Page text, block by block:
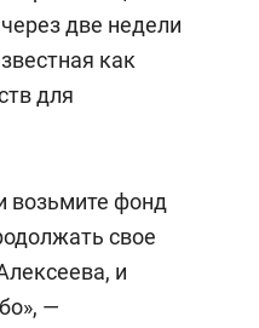
две недели
как
для
возьмите фонд
свое
и
—